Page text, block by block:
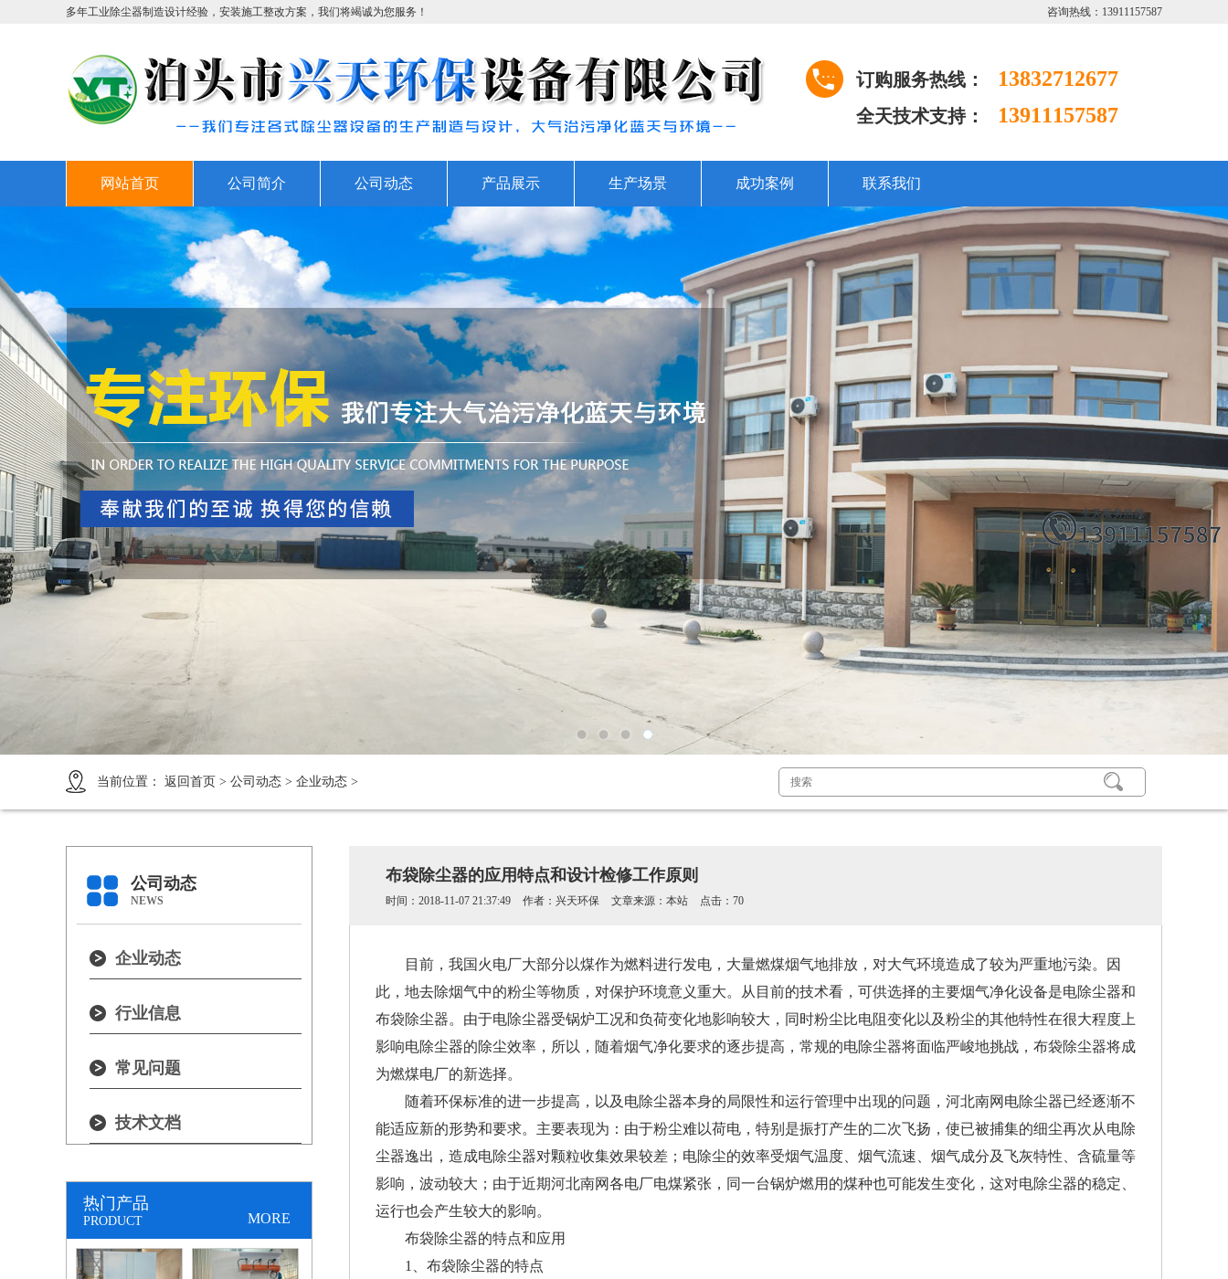
多年工业除尘器制造设计经验，安装施工整改方案，我们将竭诚为您服务！ 咨询热线：13911157587
订购服务热线： 13832712677
全天技术支持： 13911157587
网站首页 公司简介 公司动态 产品展示 生产场景 成功案例 联系我们
当前位置： 返回首页 > 公司动态 > 企业动态 >
公司动态
NEWS
企业动态
行业信息
常见问题
技术文档
热门产品
PRODUCT MORE
布袋除尘器的应用特点和设计检修工作原则
时间：2018-11-07 21:37:49 作者：兴天环保 文章来源：本站 点击：70
目前，我国火电厂大部分以煤作为燃料进行发电，大量燃煤烟气地排放，对大气环境造成了较为严重地污染。因
此，地去除烟气中的粉尘等物质，对保护环境意义重大。从目前的技术看，可供选择的主要烟气净化设备是电除尘器和
布袋除尘器。由于电除尘器受锅炉工况和负荷变化地影响较大，同时粉尘比电阻变化以及粉尘的其他特性在很大程度上
影响电除尘器的除尘效率，所以，随着烟气净化要求的逐步提高，常规的电除尘器将面临严峻地挑战，布袋除尘器将成
为燃煤电厂的新选择。
随着环保标准的进一步提高，以及电除尘器本身的局限性和运行管理中出现的问题，河北南网电除尘器已经逐渐不
能适应新的形势和要求。主要表现为：由于粉尘难以荷电，特别是振打产生的二次飞扬，使已被捕集的细尘再次从电除
尘器逸出，造成电除尘器对颗粒收集效果较差；电除尘的效率受烟气温度、烟气流速、烟气成分及飞灰特性、含硫量等
影响，波动较大；由于近期河北南网各电厂电煤紧张，同一台锅炉燃用的煤种也可能发生变化，这对电除尘器的稳定、
运行也会产生较大的影响。
布袋除尘器的特点和应用
1、布袋除尘器的特点